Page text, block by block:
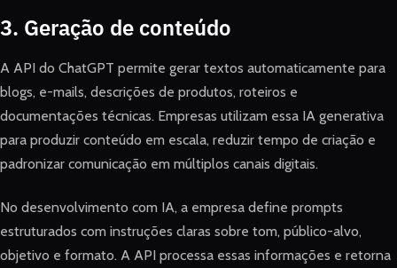
3. Geração de conteúdo
A API do ChatGPT permite gerar textos automaticamente para
blogs, e-mails, descrições de produtos, roteiros e
documentações técnicas. Empresas utilizam essa IA generativa
para produzir conteúdo em escala, reduzir tempo de criação e
padronizar comunicação em múltiplos canais digitais.
No desenvolvimento com IA, a empresa define prompts
estruturados com instruções claras sobre tom, público-alvo,
objetivo e formato. A API processa essas informações e retorna